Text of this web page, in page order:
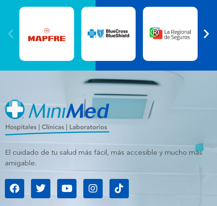
El cuidado de tu salud más fácil, más accesible y mucho más
amigable.
F
a
T
w
Y
o
I
n
T
i